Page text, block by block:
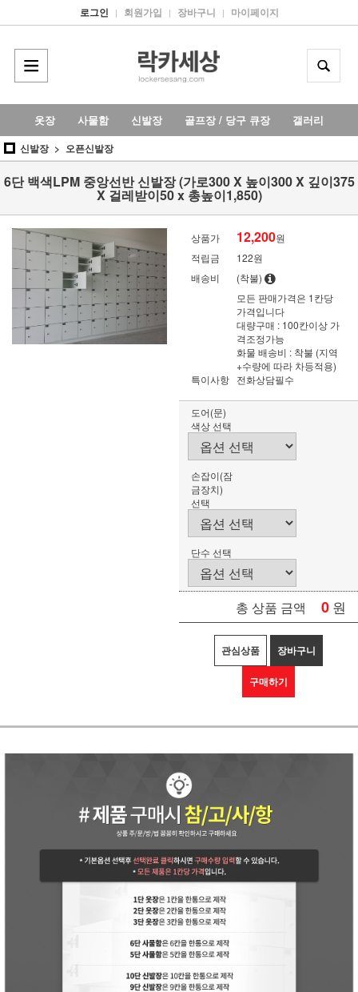
로그인 | 회원가입 | 장바구니 | 마이페이지
옷장 사물함 신발장 골프장 / 당구 큐장 갤러리
신발장 오픈신발장
6단 백색LPM 중앙선반 신발장 (가로300 X 높이300 X 깊이375
X 걸레받이50 x 총높이1,850)
상품가 12,200원
적립금
122원
배송비
(착불)
특이사항
모든 판매가격은 1칸당
가격입니다
대량구매 : 100칸이상 가
격조정가능
화물 배송비 : 착불 (지역
+수량에 따라 차등적용)
전화상담필수
도어(문)
색상 선택
손잡이(잠
금장치)
선택
단수 선택
총 상품 금액 0 원
관심상품 장바구니
구매하기